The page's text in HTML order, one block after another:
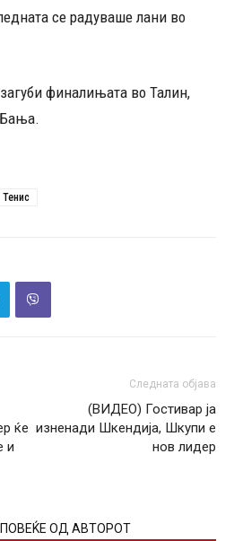
се радуваше лани во
финалињата во Талин,
Тенис
ќе
и
Следната објава
(ВИДЕО) Гостивар ја
изненади Шкендија, Шкупи е
нов лидер
ПОВЕЌЕ ОД АВТОРОТ